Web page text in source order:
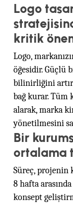
Logo
kritik
Logo,
öğesidir. Güçlü
bilinirliğini
bağ kurar.
alarak, marka
yönetilmesini
Bir
ortalama
Süreç, projenin
8 hafta
konsept